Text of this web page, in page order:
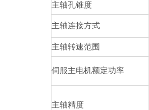
主轴孔锥度
主轴连接方式
主轴转速范围
伺服主电机额定功率
主轴精度